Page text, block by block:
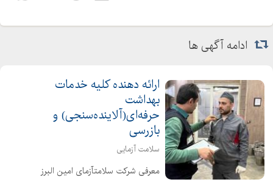
ادامه آگهی ها
ارائه دهنده کلیه خدمات
بهداشت
حرفه‌ای(آلاینده‌سنجی) و
بازرسی
سلامت آزمایی
معرفی شرکت سلامتآزمای امین البرز